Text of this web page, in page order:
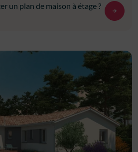
un plan de maison à étage ?